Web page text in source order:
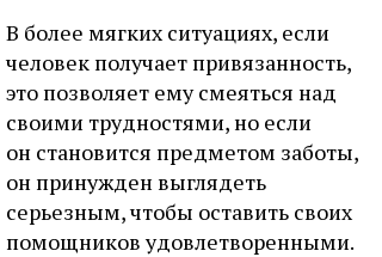
В более мягких ситуациях, если
человек получает привязанность,
это позволяет ему смеяться над
своими трудностями, но если
он становится предметом заботы,
он принужден выглядеть
серьезным, чтобы оставить своих
помощников удовлетворенными.